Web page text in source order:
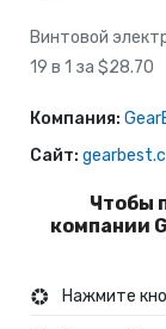
Винтовой
19 в 1 за $28.70
Компания:
Сайт:
Чтобы
компании
Нажмите